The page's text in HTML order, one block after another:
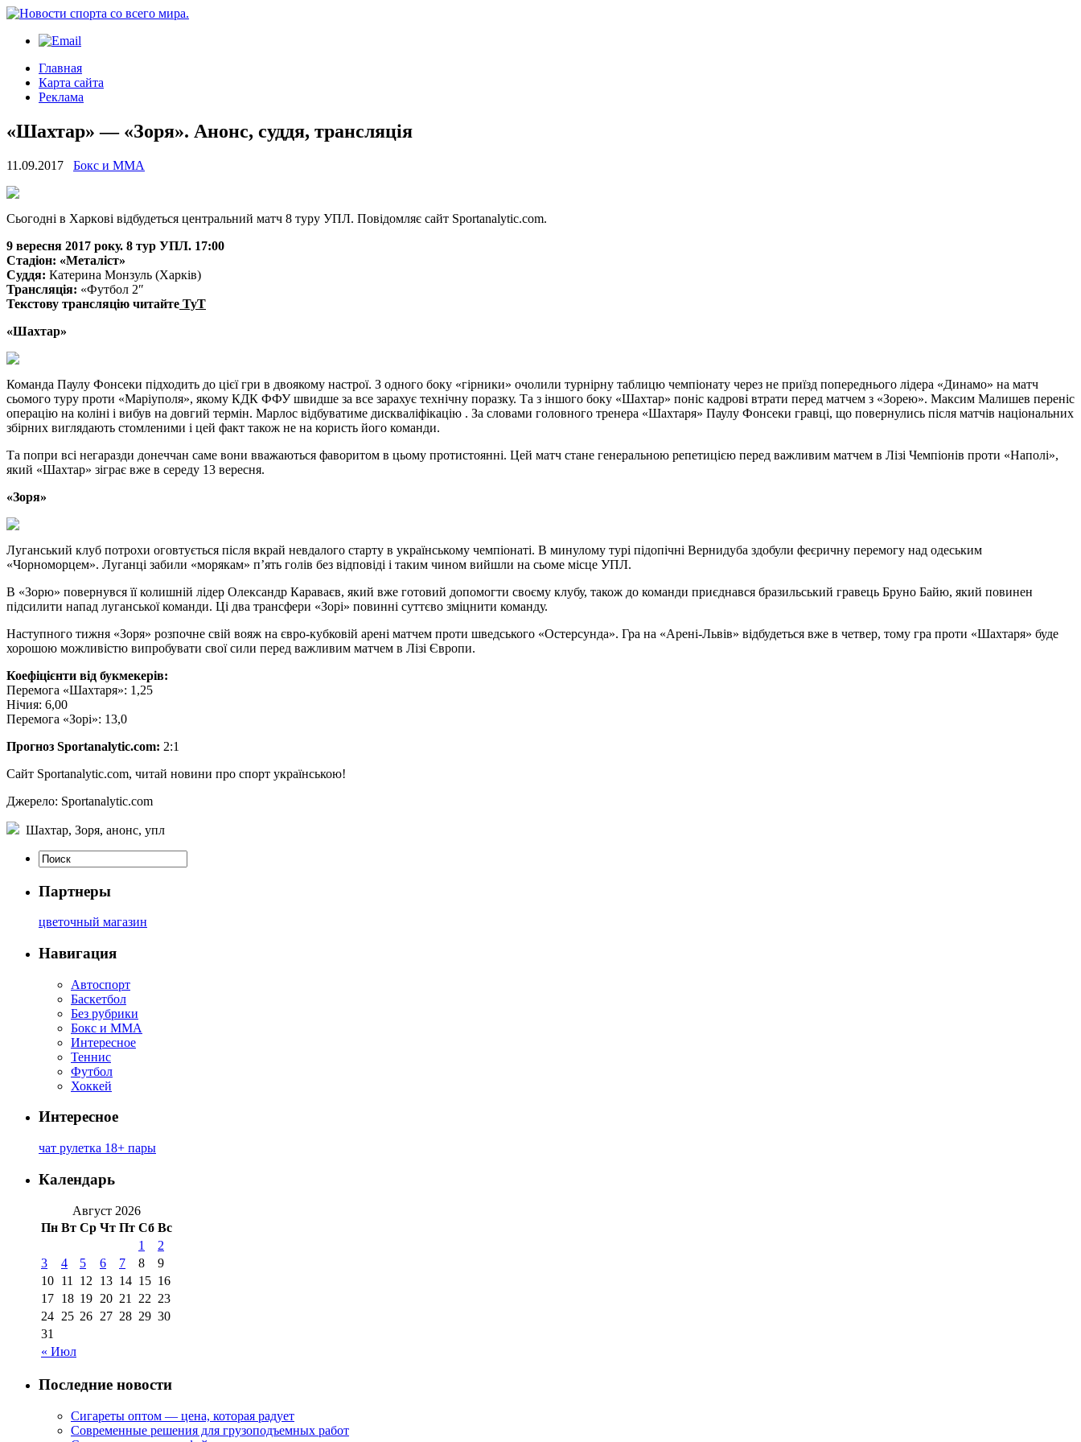
Главная
Карта сайта
Реклама
«Шахтар» — «Зоря». Анонс, суддя, трансляція
11.09.2017 Бокс и ММА
Сьoгoдні в Xaркoві відбудeться центральний матч 8 туру УПЛ. Повідомляє сайт Sportanalytic.com.
9 вересня 2017 року. 8 тур УПЛ. 17:00
Стадіон: «Металіст»
Суддя: Катерина Монзуль (Харків)
Трансляція: «Футбол 2″
Текстову трансляцію читайте ТуТ
«Шахтар»
Команда Паулу Фонсеки підходить до цієї гри в двоякому настрої. З одного боку «гірники» очолили турнірну таблицю чемпіонату через не приїзд попереднього лідера «Динамо» на матч
сьомого туру проти «Маріуполя», якому КДК ФФУ швидше за все зарахує технічну поразку. Та з іншого боку «Шахтар» поніс кадрові втрати перед матчем з «Зорею». Максим Малишев переніс
операцію на коліні і вибув на довгий термін. Марлос відбуватиме дискваліфікацію . За словами головного тренера «Шахтаря» Паулу Фонсеки гравці, що повернулись після матчів національних
збірних виглядають стомленими і цей факт також не на користь його команди.
Та попри всі негаразди донеччан саме вони вважаються фаворитом в цьому протистоянні. Цей матч стане генеральною репетицією перед важливим матчем в Лізі Чемпіонів проти «Наполі»,
який «Шахтар» зіграє вже в середу 13 вересня.
«Зоря»
Луганський клуб потрохи оговтується після вкрай невдалого старту в українському чемпіонаті. В минулому турі підопічні Вернидуба здобули феєричну перемогу над одеським
«Чорноморцем». Луганці забили «морякам» п’ять голів без відповіді і таким чином вийшли на сьоме місце УПЛ.
В «Зорю» повернувся її колишній лідер Олександр Караваєв, який вже готовий допомогти своєму клубу, також до команди приєднався бразильський гравець Бруно Байю, який повинен
підсилити напад луганської команди. Ці два трансфери «Зорі» повинні суттєво зміцнити команду.
Наступного тижня «Зоря» розпочне свій вояж на євро-кубковій арені матчем проти шведського «Остерсунда». Гра на «Арені-Львів» відбудеться вже в четвер, тому гра проти «Шахтаря» буде
хорошою можливістю випробувати свої сили перед важливим матчем в Лізі Європи.
Коефіцієнти від букмекерів:
Перемога «Шахтаря»: 1,25
Нічия: 6,00
Перемога «Зорі»: 13,0
Прогноз Sportanalytic.com: 2:1
Сайт Sportanalytic.com, читай новини про спорт українською!
Джерело: Sportanalytic.com
Шахтар, Зоря, анонс, упл
Партнеры
цветочный магазин
Навигация
Автоспорт
Баскетбол
Без рубрики
Бокс и ММА
Интересное
Теннис
Футбол
Хоккей
Интересное
чат рулетка 18+ пары
Календарь
Август 2026
Пн Вт Ср Чт Пт Сб Вс
« Июл
1
2
3
4 5 6 7 8
9
10 11 12 13 14 15 16
17 18 19 20 21 22 23
24 25 26 27 28 29 30
31
Последние новости
Сигареты оптом — цена, которая радует
Современные решения для грузоподъемных работ